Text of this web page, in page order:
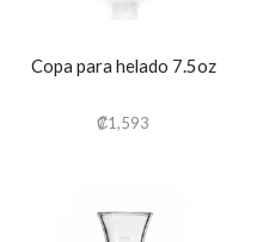
Copa para helado 7.5oz
₡1,593